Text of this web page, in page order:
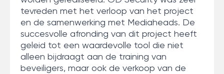
tevreden met het verloop van het project
en de samenwerking met Mediaheads. De
succesvolle afronding van dit project heeft
geleid tot een waardevolle tool die niet
alleen bijdraagt aan de training van
beveiligers, maar ook de verkoop van de